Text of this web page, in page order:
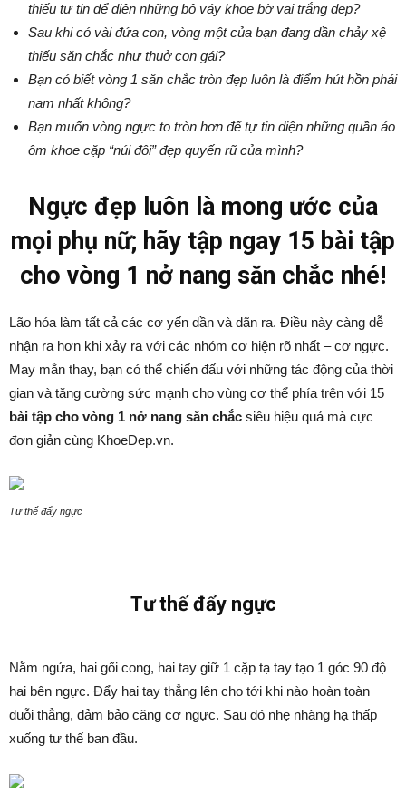
thiếu tự tin để diện những bộ váy khoe bờ vai trắng đẹp?
Sau khi có vài đứa con, vòng một của bạn đang dần chảy xệ
thiếu săn chắc như thuở con gái?
Bạn có biết vòng 1 săn chắc tròn đẹp luôn là điểm hút hồn phái
nam nhất không?
Bạn muốn vòng ngực to tròn hơn để tự tin diện những quần áo
ôm khoe cặp “núi đôi” đẹp quyến rũ của mình?
Ngực đẹp luôn là mong ước của
mọi phụ nữ; hãy tập ngay 15 bài tập
cho vòng 1 nở nang săn chắc nhé!
Lão hóa làm tất cả các cơ yến dần và dãn ra. Điều này càng dễ
nhận ra hơn khi xảy ra với các nhóm cơ hiện rõ nhất – cơ ngực.
May mắn thay, bạn có thể chiến đấu với những tác động của thời
gian và tăng cường sức mạnh cho vùng cơ thể phía trên với 15
bài tập cho vòng 1 nở nang săn chắc siêu hiệu quả mà cực
đơn giản cùng KhoeDep.vn.
Tư thế đẩy ngực
Tư thế đẩy ngực
Nằm ngửa, hai gối cong, hai tay giữ 1 cặp tạ tay tạo 1 góc 90 độ
hai bên ngực. Đẩy hai tay thẳng lên cho tới khi nào hoàn toàn
duỗi thẳng, đảm bảo căng cơ ngực. Sau đó nhẹ nhàng hạ thấp
xuống tư thế ban đầu.